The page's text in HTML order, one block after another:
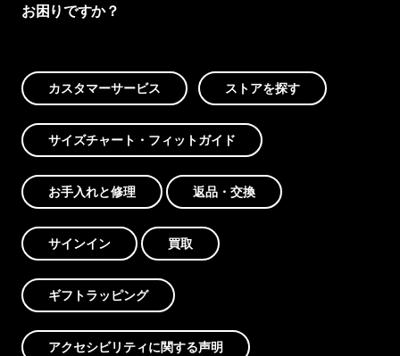
お困りですか？
カスタマーサービス ストアを探す
サイズチャート・フィットガイド
お手入れと修理 返品・交換
サインイン 買取
ギフトラッピング
アクセシビリティに関する声明